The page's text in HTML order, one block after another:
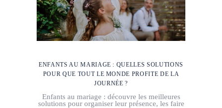
ENFANTS AU MARIAGE : QUELLES SOLUTIONS
POUR QUE TOUT LE MONDE PROFITE DE LA
JOURNÉE ?
Enfants au mariage : découvre les meilleures
solutions pour organiser leur présence, les faire